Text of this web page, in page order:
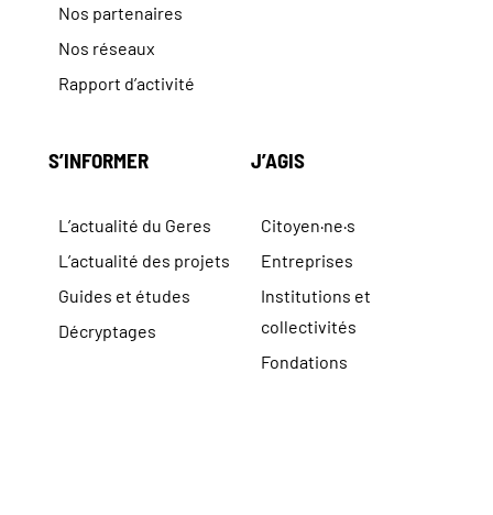
Nos partenaires
Nos réseaux
Rapport d’activité
S’INFORMER
L’actualité du Geres
L’actualité des projets
Guides et études
Décryptages
J’AGIS
Citoyen·ne·s
Entreprises
Institutions et
collectivités
Fondations